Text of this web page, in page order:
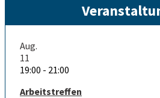
Aug.
11
19:00 - 21:00
Arbeitstreffen